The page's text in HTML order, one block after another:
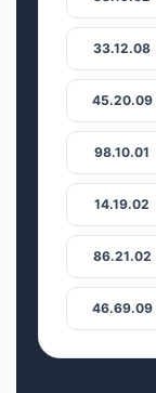
33.12.08
45.20.09
98.10.01
14.19.02
86.21.02
46.69.09